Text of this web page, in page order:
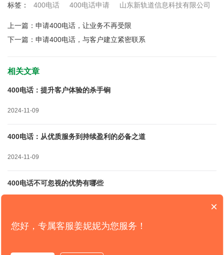
标签： 400电话 400电话申请 山东新轨道信息科技有限公司
上一篇： 申请400电话，让业务不再受限
下一篇： 申请400电话，与客户建立紧密联系
相关文章
400电话：提升客户体验的杀手锏
2024-11-09
400电话：从优质服务到持续盈利的必备之道
2024-11-09
400电话不可忽视的优势有哪些
400电话：接通商机的金钥匙
×
您好，专属客服姜妮妮为您服务！